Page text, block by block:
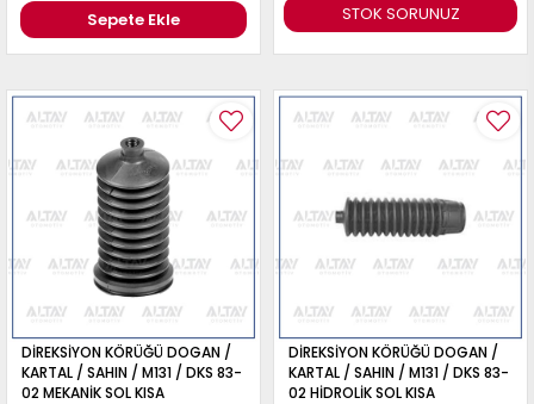
Sepete Ekle STOK SORUNUZ
DİREKSİYON KÖRÜĞÜ DOGAN /
KARTAL / SAHIN / M131 / DKS 83-
02 MEKANİK SOL KISA
DİREKSİYON KÖRÜĞÜ DOGAN /
KARTAL / SAHIN / M131 / DKS 83-
02 HİDROLİK SOL KISA